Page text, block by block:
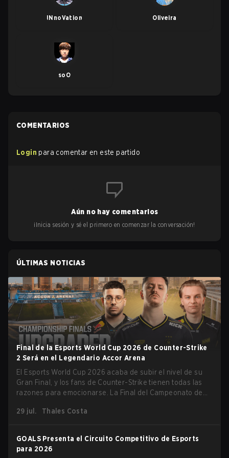
INnoVation Oliveira
soO
COMENTARIOS
Login para comentar en este partido
Aún no hay comentarios
¡Inicia sesión y sé el primero en comenzar la conversación!
ÚLTIMAS NOTICIAS
Final de la Esports World Cup 2026 de Counter-Strike
2 Será en el Legendario Accor Arena
El Esports World Cup 2026 acaba de subir el nivel de su
Gran Final, y los fans de Counter-Strike tienen todas las
razones para emocionarse. La Final del Campeonato de
histórico Accor Arena de París, marcando el capítulo final
29 jul. Thales Costa
GOALS Presenta el Circuito Competitivo de Esports
para 2026